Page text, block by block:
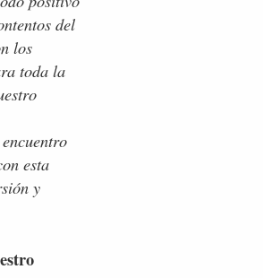
del
los
toda la
esta
y